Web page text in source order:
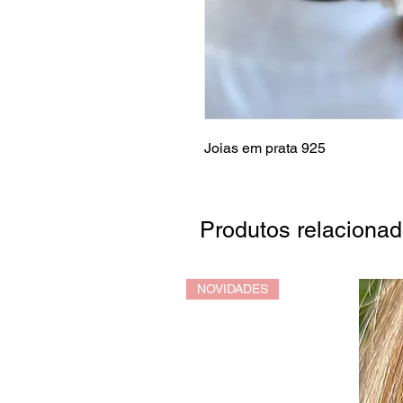
Joias em prata 925
Produtos
NOVIDADES